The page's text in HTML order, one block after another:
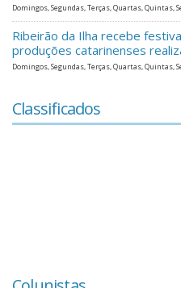
Domingos, Segundas, Terças, Quartas, Quintas,
Ribeirão da Ilha recebe
produções catarinenses
Domingos, Segundas, Terças, Quartas, Quintas,
Classificados